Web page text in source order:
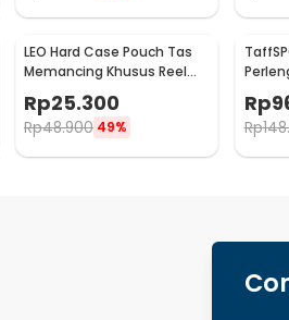
LEO Hard Case Pouch Tas
Memancing Khusus Reel
Pancing - F-49
Rp25.300
Rp48.900 49%
Rp
Rp